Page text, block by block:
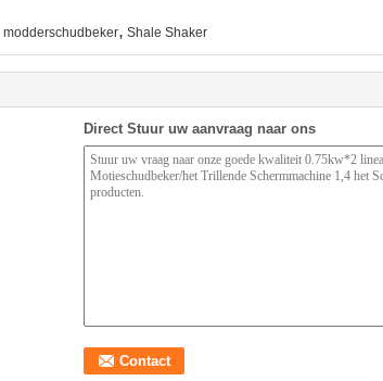
modderschudbeker, Shale Shaker
Direct Stuur uw aanvraag naar ons